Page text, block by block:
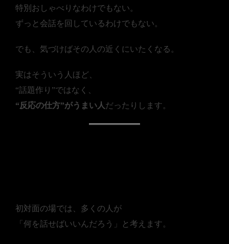
特別おしゃべりなわけでもない。
ずっと会話を回しているわけでもない。
でも、気づけばその人の近くにいたくなる。
実はそういう人ほど、
“話題作り”ではなく、
“反応の仕方”がうまい人 だったりします。
初対面の場では、多くの人が
「何を話せばいいんだろう」と考えます。